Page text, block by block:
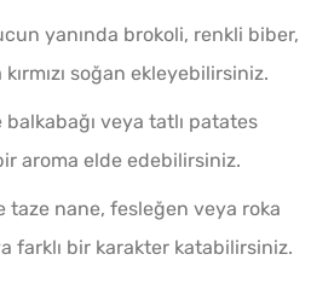
yanında brokoli, renkli biber,
soğan ekleyebilirsiniz.
veya tatlı patates
aroma elde edebilirsiniz.
taze nane, fesleğen veya roka
farklı bir karakter katabilirsiniz.